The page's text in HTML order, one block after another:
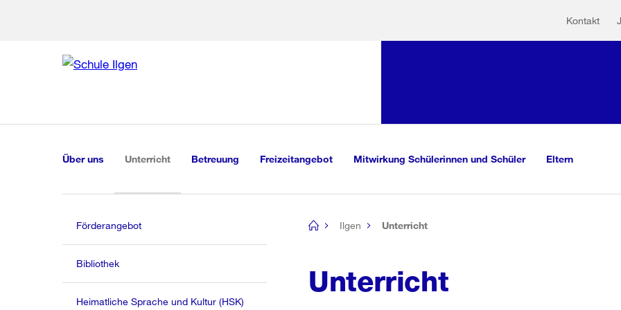
Kontakt
Navigation
Über uns Unterricht(aktiv)Betreuung Freizeitangebot Mitwirkung Schülerinnen und Schüler Eltern
[no
Ilgen Unterricht
Unterricht
Förderangebot
Bibliothek
Heimatliche Sprache und Kultur (HSK)